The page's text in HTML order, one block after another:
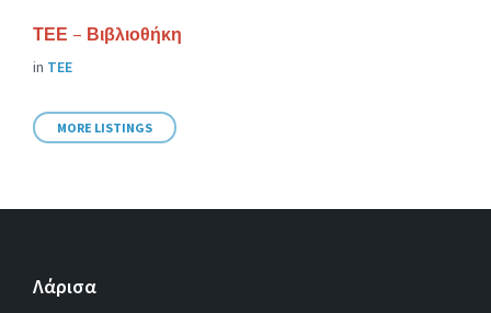
ΤΕΕ – Βιβλιοθήκη
in ΤΕΕ
MORE LISTINGS
Λάρισα